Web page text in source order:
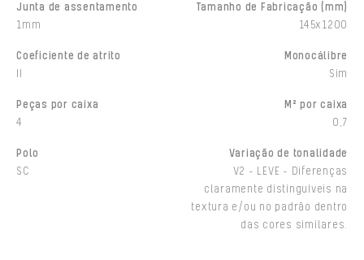
Junta de assentamento
1mm
Tamanho de Fabricação (mm)
145x1200
Coeficiente de atrito
Monocálibre
Sim
Peças por caixa
4
M² por caixa
0,7
Polo
SC
Variação de tonalidade
V2 - LEVE - Diferenças
claramente distinguíveis na
textura e/ou no padrão dentro
das cores similares.